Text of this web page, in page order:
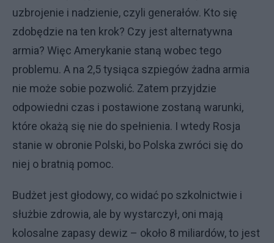
uzbrojenie i nadzienie, czyli generałów. Kto się
zdobędzie na ten krok? Czy jest alternatywna
armia? Więc Amerykanie staną wobec tego
problemu. A na 2,5 tysiąca szpiegów żadna armia
nie może sobie pozwolić. Zatem przyjdzie
odpowiedni czas i postawione zostaną warunki,
które okażą się nie do spełnienia. I wtedy Rosja
stanie w obronie Polski, bo Polska zwróci się do
niej o bratnią pomoc.
Budżet jest głodowy, co widać po szkolnictwie i
służbie zdrowia, ale by wystarczył, oni mają
kolosalne zapasy dewiz – około 8 miliardów, to jest